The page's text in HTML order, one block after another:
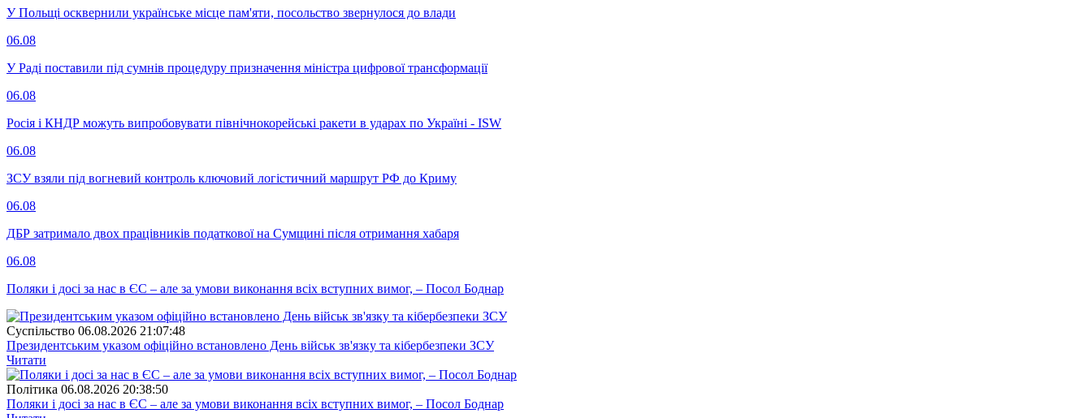
У Польщі осквернили українське місце пам'яти, посольство звернулося до влади
06.08
У Раді поставили під сумнів процедуру призначення міністра цифрової трансформації
06.08
Росія і КНДР можуть випробовувати північнокорейські ракети в ударах по Україні - ISW
06.08
ЗСУ взяли під вогневий контроль ключовий логістичний маршрут РФ до Криму
06.08
ДБР затримало двох працівників податкової на Сумщині після отримання хабаря
06.08
Поляки і досі за нас в ЄС – але за умови виконання всіх вступних вимог, – Посол Боднар
Суспiльство 06.08.2026 21:07:48
Президентським указом офіційно встановлено День військ зв'язку та кібербезпеки ЗСУ
Читати
Полiтика 06.08.2026 20:38:50
Поляки і досі за нас в ЄС – але за умови виконання всіх вступних вимог, – Посол Боднар